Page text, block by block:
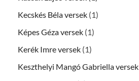
Kecskés Béla versek (1)
Képes Géza versek (1)
Kerék Imre versek (1)
Keszthelyi Mangó Gabriella versek